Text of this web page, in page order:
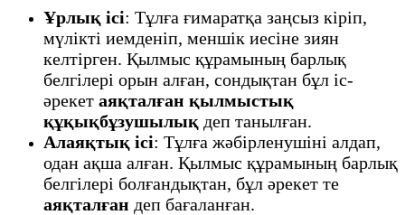
Ұрлық ісі: Тұлға ғимаратқа заңсыз кіріп,
мүлікті иемденіп, меншік иесіне зиян
келтірген. Қылмыс құрамының барлық
белгілері орын алған, сондықтан бұл іс-
әрекет аяқталған қылмыстық
құқықбұзушылық деп танылған.
Алаяқтық ісі: Тұлға жәбірленушіні алдап,
одан ақша алған. Қылмыс құрамының барлық
белгілері болғандықтан, бұл әрекет те
аяқталған деп бағаланған.